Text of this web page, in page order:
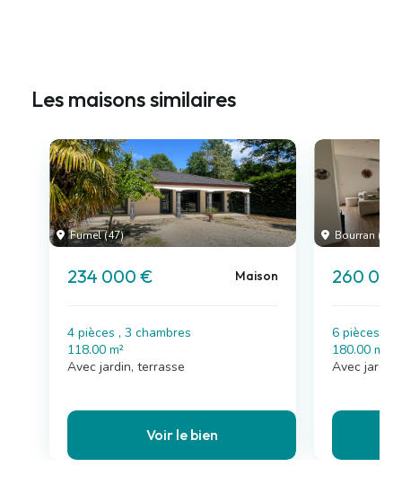
Les maisons similaires
Fumel (47)
234 000 € Maison
4 pièces , 3 chambres
118.00 m²
Avec jardin, terrasse
Voir le bien
Bourran (47)
260
6 pièces , 5
180.00 m²
Avec jardin